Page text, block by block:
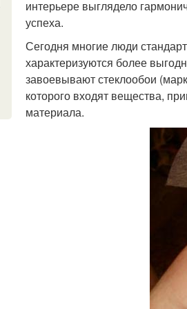
интерьере выглядело
успеха.
Сегодня многие люди
характеризуются более
завоевывают стеклообои
которого входят вещества,
материала.